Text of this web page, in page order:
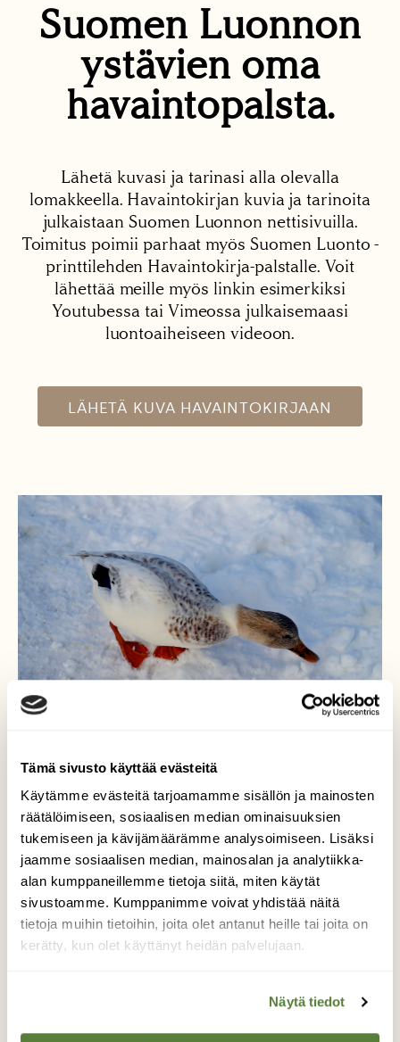
Tämä sivusto käyttää evästeitä
Käytämme evästeitä tarjoamamme sisällön ja mainosten
räätälöimiseen, sosiaalisen median ominaisuuksien
tukemiseen ja kävijämäärämme analysoimiseen. Lisäksi
jaamme sosiaalisen median, mainosalan ja analytiikka-
alan kumppaneillemme tietoja siitä, miten käytät
sivustoamme. Kumppanimme voivat yhdistää näitä
tietoja muihin tietoihin, joita olet antanut heille tai joita on
kerätty, kun olet käyttänyt heidän palvelujaan.
Näytä tiedot
Suomen Luonnon
ystävien oma
havaintopalsta.
Lähetä kuvasi ja tarinasi alla olevalla
lomakkeella. Havaintokirjan kuvia ja tarinoita
julkaistaan Suomen Luonnon nettisivuilla.
Toimitus poimii parhaat myös Suomen Luonto -
printtilehden Havaintokirja-palstalle. Voit
lähettää meille myös linkin esimerkiksi
Youtubessa tai Vimeossa julkaisemaasi
luontoaiheiseen videoon.
LÄHETÄ KUVA HAVAINTOKIRJAAN
Valkoinen sorsa
Jo useana talvena on tämä valkoinen sorsa
talvehtinut Jyväskylässä muiden sorsien
joukossa. Linnun höyhenpeite on kauniin
valkoinen, muutamia värillisiä sulkiakin siinä
on. Hyvin tuntuu lintu viihtyvän
Valokuvaaja: Maarit Siitonen, Jyväskylä 1.12.16